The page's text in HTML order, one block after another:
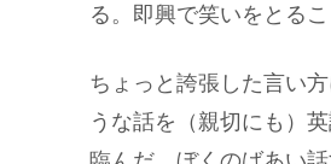
る。即興で笑いをとるこ
ちょっと誇張した言い
うな話を（親切にも）